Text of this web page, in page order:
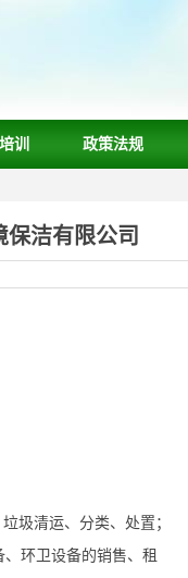
训 政策法规
洁有限公司
圾清运、分类、处置；
环卫设备的销售、租